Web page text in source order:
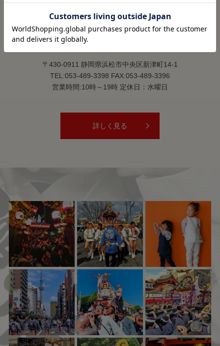
祭すみたや 助信駅前店
〒430-0911 静岡県浜松市中央区新津町14-1
TEL:053-489-3398 FAX:053-489-3396
営業時間:10時～19時 定休日：水曜日
詳しく見る